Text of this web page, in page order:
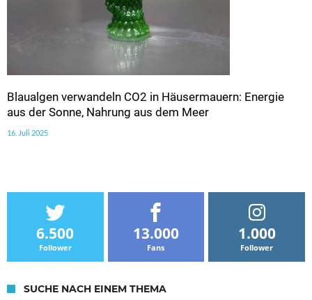
Blaualgen verwandeln CO2 in Häusermauern: Energie
aus der Sonne, Nahrung aus dem Meer
16. Juli 2025
6.500
Follower
13.000
Fans
1.000
Follower
SUCHE NACH EINEM THEMA